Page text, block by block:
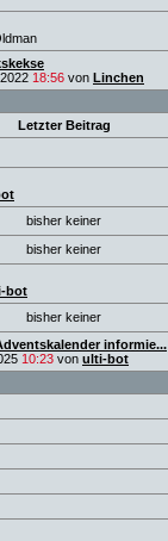
18:56 von Linchen
Letzter Beitrag
bisher keiner
bisher keiner
bot
bisher keiner
informie...
10:23 von ulti-bot